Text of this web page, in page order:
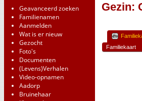
Geavanceerd zoeken
Familienamen
Aanmelden
Wat is er nieuw
Gezocht
Foto's
Documenten
(Levens)Verhalen
Video-opnamen
Aadorp
Bruinehaar
Gezin:
Familiekaart